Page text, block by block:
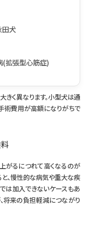
田犬
(拡張型心筋症)
きく異なります。小型犬は通
術費用が高額になりがちで
がるにつれて高くなるのが
、慢性的な病気や重大な疾
は加入できないケースもあ
将来の負担軽減につながり